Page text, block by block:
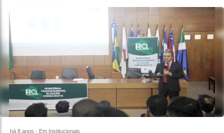
há 8 anos - Em Institucionais